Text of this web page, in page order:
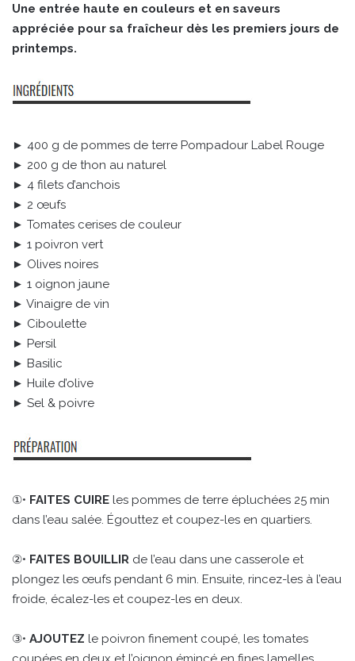
Une entrée haute en couleurs et en saveurs
appréciée pour sa fraîcheur dès les premiers jours de
printemps.
► 400 g de pommes de terre Pompadour Label Rouge
► 200 g de thon au naturel
► 4 filets d’anchois
► 2 œufs
► Tomates cerises de couleur
► 1 poivron vert
► Olives noires
► 1 oignon jaune
► Vinaigre de vin
► Ciboulette
► Persil
► Basilic
► Huile d’olive
► Sel & poivre
①• FAITES CUIRE les pommes de terre épluchées 25 min
dans l’eau salée. Égouttez et coupez-les en quartiers.
②• FAITES BOUILLIR de l’eau dans une casserole et
plongez les œufs pendant 6 min. Ensuite, rincez-les à l’eau
froide, écalez-les et coupez-les en deux.
③• AJOUTEZ le poivron finement coupé, les tomates